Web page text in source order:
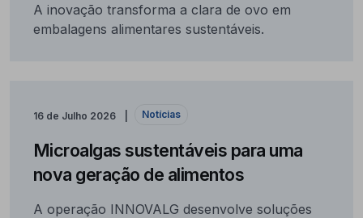
A inovação transforma a clara de ovo em
embalagens alimentares sustentáveis.
16 de Julho 2026 Notícias
Microalgas sustentáveis para uma
nova geração de alimentos
A operação INNOVALG desenvolve soluções